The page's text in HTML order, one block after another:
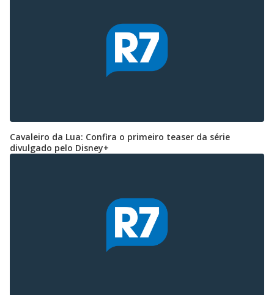
Cavaleiro da Lua: Confira o primeiro teaser da série
divulgado pelo Disney+